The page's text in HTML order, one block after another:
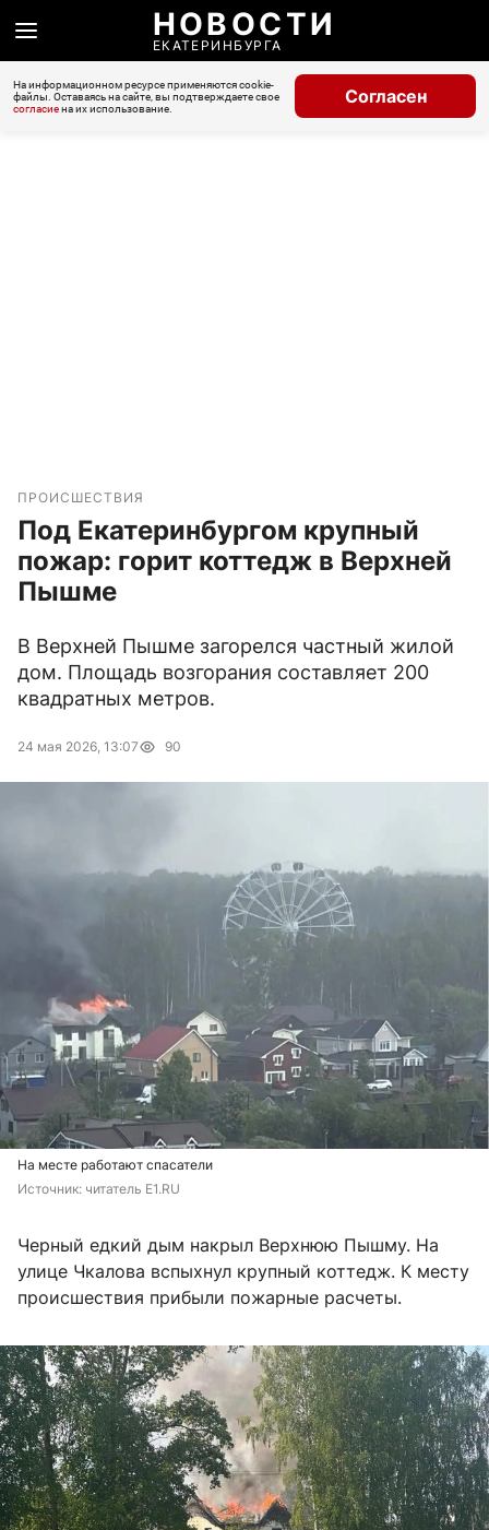
НОВОСТИ
ЕКАТЕРИНБУРГА
На информационном ресурсе применяются cookie-
файлы. Оставаясь на сайте, вы подтверждаете свое
согласиена их использование.
Согласен
ПРОИСШЕСТВИЯ
Под Екатеринбургом крупный
пожар: горит коттедж в Верхней
Пышме
В Верхней Пышме загорелся частный жилой
дом. Площадь возгорания составляет 200
квадратных метров.
24 мая 2026, 13:07 90
На месте работают спасатели
Источник: читатель E1.RU
Черный едкий дым накрыл Верхнюю Пышму. На
улице Чкалова вспыхнул крупный коттедж. К месту
происшествия прибыли пожарные расчеты.